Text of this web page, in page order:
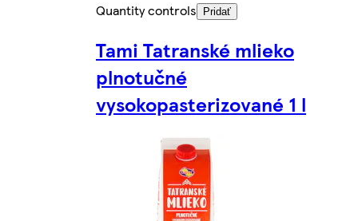
Quantity controls
Pridať
Tami Tatranské mlieko
plnotučné
vysokopasterizované 1 l